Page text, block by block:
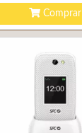
Comprar